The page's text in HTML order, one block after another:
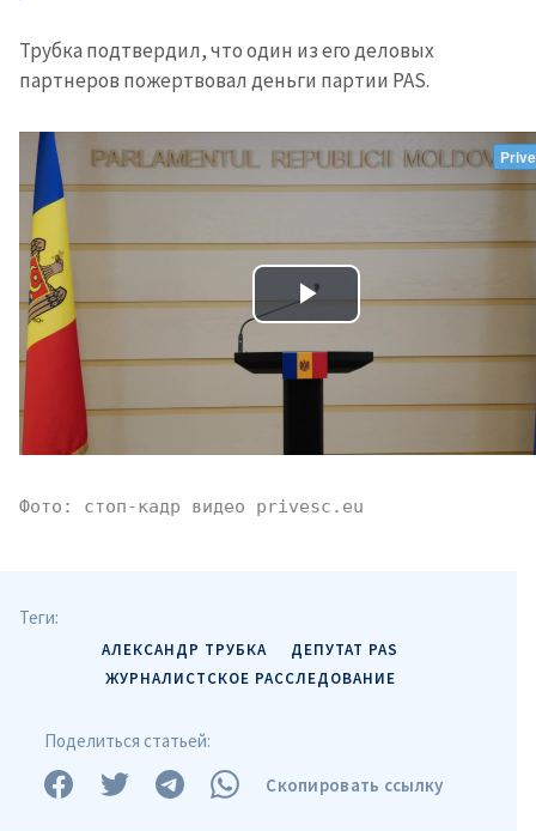
Трубка подтвердил, что один из его деловых
партнеров пожертвовал деньги партии PAS.
Фото: стоп-кадр видео privesc.eu
Теги:
АЛЕКСАНДР ТРУБКА
ДЕПУТАТ PAS
ЖУРНАЛИСТСКОЕ РАССЛЕДОВАНИЕ
Поделиться статьей:
Скопировать ссылку
Фотография
Ссылка на медиа
+ Добавить ссылку на
новости